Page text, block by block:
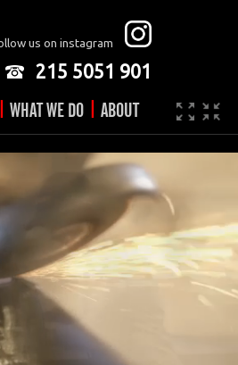
us on instagram
215 5051 901
| WHAT WE DO | ABOUT
Company
JOBS
Video made easy
Contact